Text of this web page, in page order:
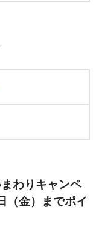
わりキャンペ
（金）までポイ